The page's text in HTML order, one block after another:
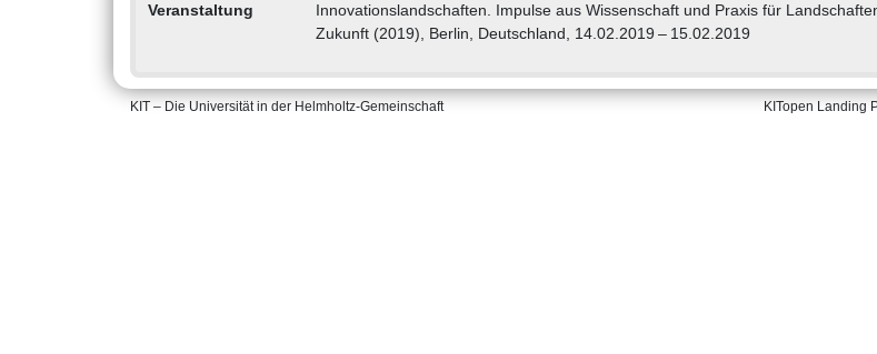
Veranstaltung
Innovationslandschaften. Impulse aus Wissenschaft und Praxis für
Zukunft (2019), Berlin, Deutschland, 14.02.2019 – 15.02.2019
KIT – Die Universität in der Helmholtz-Gemeinschaft KITopen Landing